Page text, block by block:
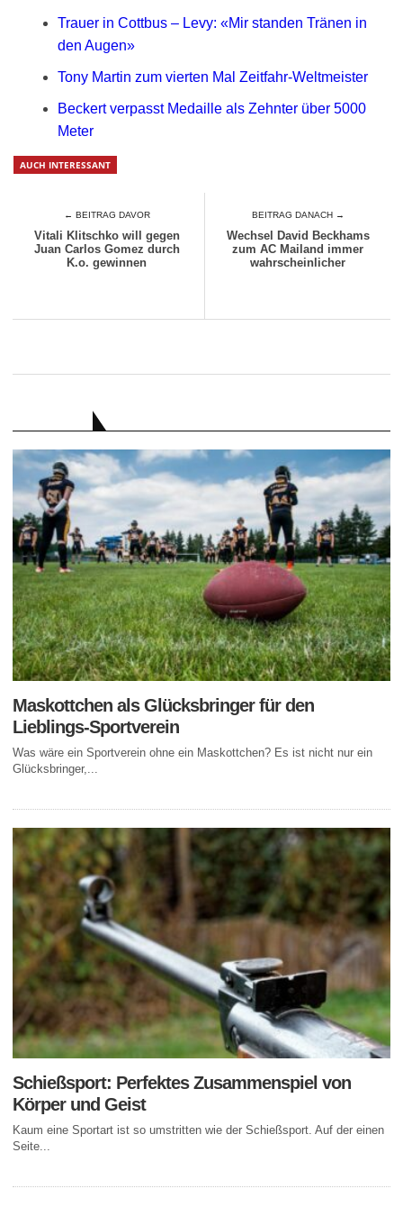
Trauer in Cottbus – Levy: «Mir standen Tränen in
den Augen»
Tony Martin zum vierten Mal Zeitfahr-Weltmeister
Beckert verpasst Medaille als Zehnter über 5000
Meter
AUCH INTERESSANT
← BEITRAG DAVOR
Vitali Klitschko will gegen
Juan Carlos Gomez durch
K.o. gewinnen
BEITRAG DANACH →
Wechsel David Beckhams
zum AC Mailand immer
wahrscheinlicher
Maskottchen als Glücksbringer für den
Lieblings-Sportverein
Was wäre ein Sportverein ohne ein Maskottchen? Es ist nicht nur ein
Glücksbringer,...
Schießsport: Perfektes Zusammenspiel von
Körper und Geist
Kaum eine Sportart ist so umstritten wie der Schießsport. Auf der einen
Seite...